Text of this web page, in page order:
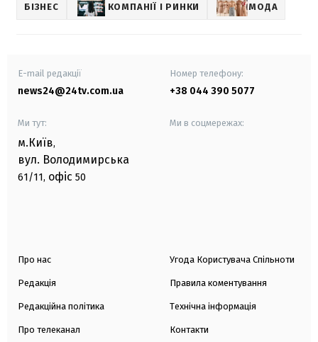
БІЗНЕС КОМПАНІЇ І РИНКИ МОДА
E-mail редакції
news24@24tv.com.ua
Номер телефону:
+38 044 390 5077
Ми тут:
м.Київ,
вул. Володимирська
61/11, офіс 50
Ми в соцмережах:
Про нас
Редакція
Редакційна політика
Про телеканал
Угода Користувача Спільноти
Правила коментування
Технічна інформація
Контакти